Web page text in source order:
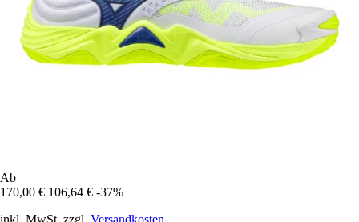
Ab
170,00 € 106,64 € -37%